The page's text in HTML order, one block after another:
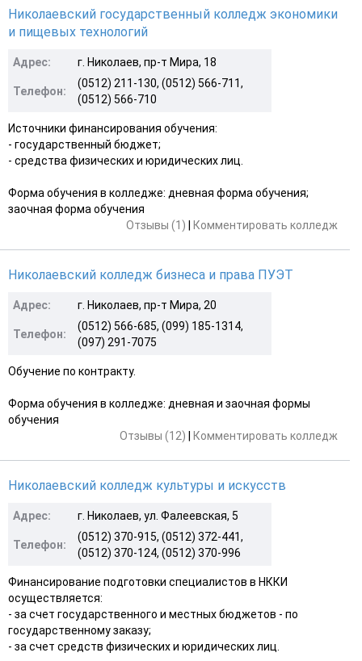
Николаевский государственный колледж экономики
и пищевых технологий
Адрес: г. Николаев, пр-т Мира, 18
Телефон:
(0512) 211-130, (0512) 566-711,
(0512) 566-710
Источники финансирования обучения:
- государственный бюджет;
- средства физических и юридических лиц.
Форма обучения в колледже: дневная форма обучения;
заочная форма обучения
Отзывы (1)
Комментировать колледж
Николаевский колледж бизнеса и права ПУЭТ
Адрес: г. Николаев, пр-т Мира, 20
Телефон:
(0512) 566-685, (099) 185-1314,
(097) 291-7075
Обучение по контракту.
Форма обучения в колледже: дневная и заочная формы
обучения
Отзывы (12)
Комментировать колледж
Николаевский колледж культуры и искусств
Адрес: г. Николаев, ул. Фалеевская, 5
Телефон:
(0512) 370-915, (0512) 372-441,
(0512) 370-124, (0512) 370-996
Финансирование подготовки специалистов в НККИ
осуществляется:
- за счет государственного и местных бюджетов - по
государственному заказу;
- за счет средств физических и юридических лиц.